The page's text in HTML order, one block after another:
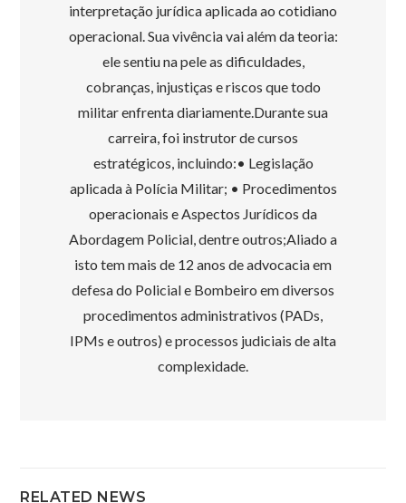
interpretação jurídica aplicada ao cotidiano
operacional. Sua vivência vai além da teoria:
ele sentiu na pele as dificuldades,
cobranças, injustiças e riscos que todo
militar enfrenta diariamente.Durante sua
carreira, foi instrutor de cursos
estratégicos, incluindo:• Legislação
aplicada à Polícia Militar; • Procedimentos
operacionais e Aspectos Jurídicos da
Abordagem Policial, dentre outros;Aliado a
isto tem mais de 12 anos de advocacia em
defesa do Policial e Bombeiro em diversos
procedimentos administrativos (PADs,
IPMs e outros) e processos judiciais de alta
complexidade.
RELATED NEWS